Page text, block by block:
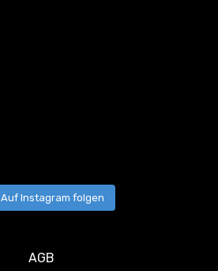
Auf Instagram folgen
AGB